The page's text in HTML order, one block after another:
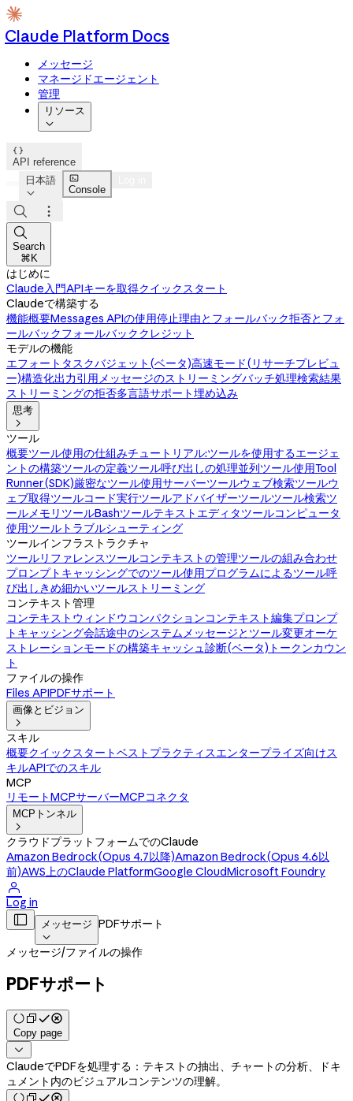
Claude Platform Docs
メッセージ
マネージドエージェント
管理
リソース


API reference
日本語


Console



Search
⌘K
はじめに
Claude入門APIキーを取得クイックスタート
Claudeで構築する
機能概要Messages APIの使用停止理由とフォールバック拒否とフォ
ールバックフォールバッククレジット
モデルの機能
エフォート タスクバジェット(ベータ)高速モード(リサーチプレビュ
ー)構造化出力引用メッセージのストリーミングバッチ処理検索結果
ストリーミングの拒否多言語サポート埋め込み
思考

ツール
概要ツール使用の仕組みチュートリアル:ツールを使用するエージェ
ントの構築ツールの定義ツール呼び出しの処理並列ツール使用Tool
Runner(SDK)厳密なツール使用サーバーツールウェブ検索ツールウ
ェブ取得ツールコード実行ツールアドバイザーツールツール検索ツ
ールメモリツールBashツールテキストエディタツールコンピュータ
使用ツール トラブルシューティング
ツールインフラストラクチャ
ツールリファレンスツールコンテキストの管理ツールの組み合わせ
プロンプトキャッシングでのツール使用プログラムによるツール呼
び出し きめ細かいツールストリーミング
コンテキスト管理
コンテキストウィンドウ コンパクションコンテキスト編集プロンプ
トキャッシング会話途中のシステムメッセージとツール変更オーケ
ストレーションモードの構築キャッシュ診断(ベータ) トークンカウン
ト
ファイルの操作
Files APIPDFサポート
画像とビジョン

スキル
概要クイックスタートベストプラクティスエンタープライズ向けス
キルAPIでのスキル
MCP
リモートMCPサーバーMCPコネクタ
MCPトンネル

クラウドプラットフォームでのClaude
Amazon Bedrock(Opus 4.7以降)Amazon Bedrock(Opus 4.6以
前)AWS上のClaude PlatformGoogle CloudMicrosoft Foundry

Log in
 メッセージ

PDFサポート
メッセージ/ファイルの操作
PDFサポート
Copy page

ClaudeでPDFを処理する：テキストの抽出、チャートの分析、ドキ
ュメント内のビジュアルコンテンツの理解。